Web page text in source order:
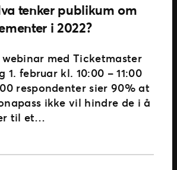
tenker publikum om
i 2022?
med Ticketmaster
1. februar kl. 10:00 – 11:00
respondenter sier 90% at
ikke vil hindre de i å
til et…